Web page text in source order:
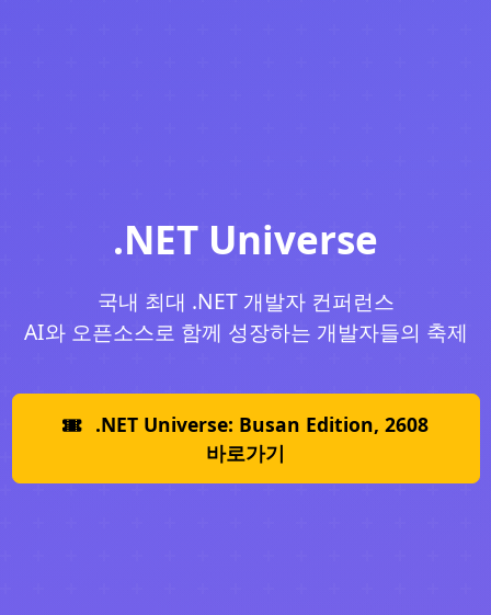
.NET Universe
국내 최대 .NET 개발자 컨퍼런스
AI와 오픈소스로 함께 성장하는 개발자들의 축제
.NET Universe: Busan Edition, 2608
바로가기